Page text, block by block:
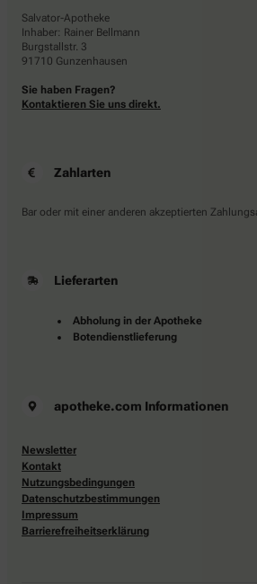
Salvator-Apotheke
Inhaber: Rainer Bellmann
Burgstallstr. 3
91710 Gunzenhausen
Sie haben Fragen?
Kontaktieren Sie uns direkt.
Zahlarten
Bar oder mit einer anderen akzeptierten
Lieferarten
Abholung in der Apotheke
Botendienstlieferung
apotheke.com Informationen
Newsletter
Kontakt
Nutzungsbedingungen
Datenschutzbestimmungen
Impressum
Barrierefreiheitserklärung